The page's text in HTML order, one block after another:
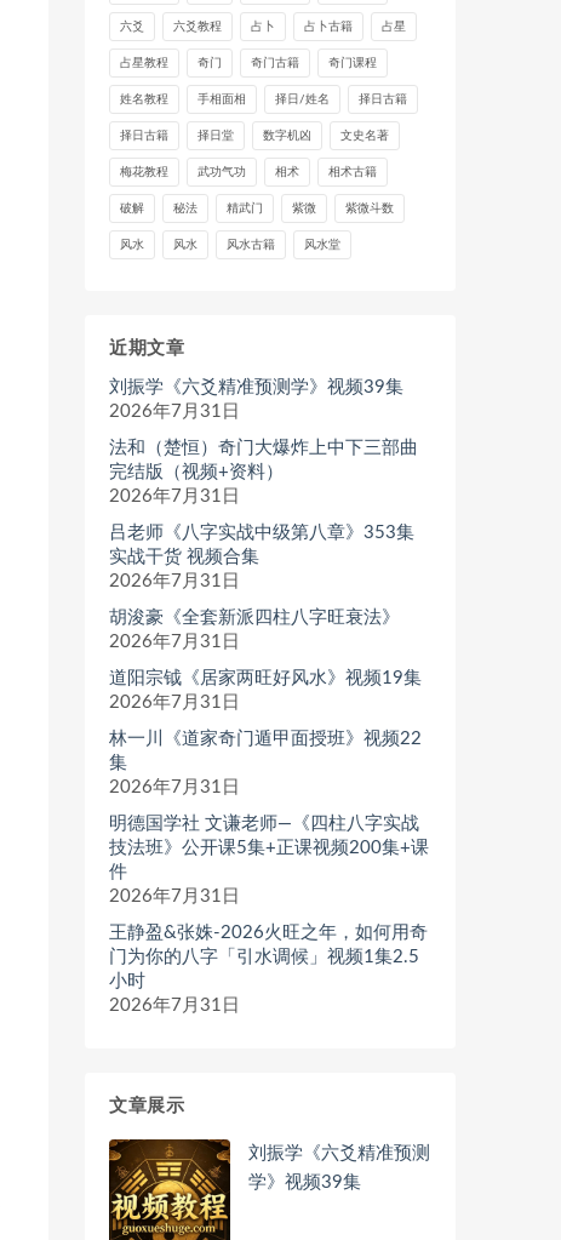
六爻 六爻教程 占卜 占卜古籍 占星
占星教程 奇门 奇门古籍 奇门课程
姓名教程 手相面相 择日/姓名 择日古籍
择日古籍 择日堂 数字机凶 文史名著
梅花教程 武功气功 相术 相术古籍
破解 秘法 精武门 紫微 紫微斗数
风水 风水 风水古籍 风水堂
近期文章
刘振学《六爻精准预测学》视频39集
2026年7月31日
法和（楚恒）奇门大爆炸上中下三部曲
完结版（视频+资料）
2026年7月31日
吕老师《八字实战中级第八章》353集
实战干货 视频合集
2026年7月31日
胡浚豪《全套新派四柱八字旺衰法》
2026年7月31日
道阳宗钺《居家两旺好风水》视频19集
2026年7月31日
林一川《道家奇门遁甲面授班》视频22
集
2026年7月31日
明德国学社 文谦老师—《四柱八字实战
技法班》公开课5集+正课视频200集+课
件
2026年7月31日
王静盈&张姝-2026火旺之年，如何用奇
门为你的八字「引水调候」视频1集2.5
小时
2026年7月31日
文章展示
刘振学《六爻精准预测
学》视频39集